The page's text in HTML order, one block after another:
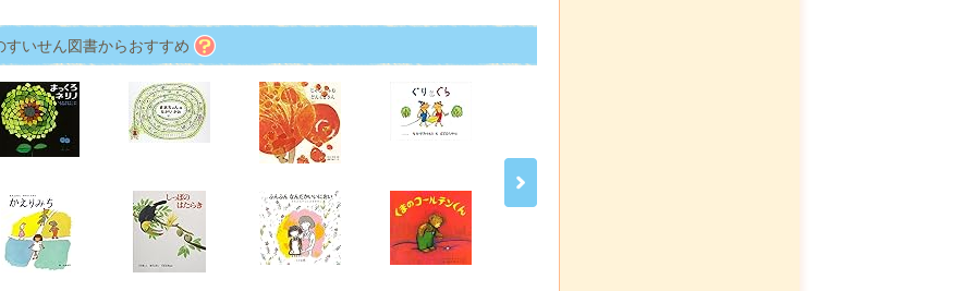
すいせん図書からおすすめ